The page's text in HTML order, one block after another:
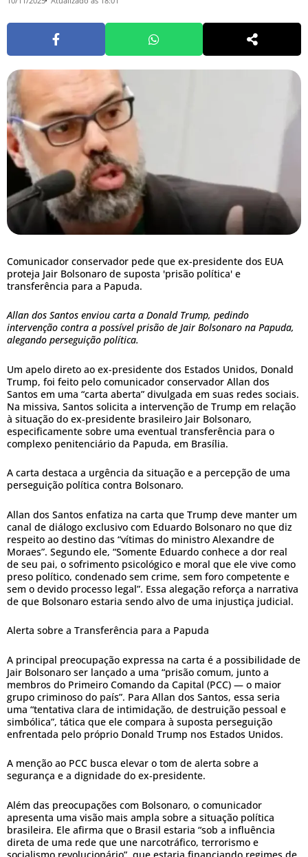
Comunicador conservador pede que ex-presidente dos EUA
proteja Jair Bolsonaro de suposta 'prisão política' e
transferência para a Papuda.
Allan dos Santos enviou carta a Donald Trump, pedindo
intervenção contra a possível prisão de Jair Bolsonaro na Papuda,
alegando perseguição política.
Um apelo direto ao ex-presidente dos Estados Unidos, Donald
Trump, foi feito pelo comunicador conservador Allan dos
Santos em uma “carta aberta” divulgada em suas redes sociais.
Na missiva, Santos solicita a intervenção de Trump em relação
à situação do ex-presidente brasileiro Jair Bolsonaro,
especificamente sobre uma eventual transferência para o
complexo penitenciário da Papuda, em Brasília.
A carta destaca a urgência da situação e a percepção de uma
perseguição política contra Bolsonaro.
Allan dos Santos enfatiza na carta que Trump deve manter um
canal de diálogo exclusivo com Eduardo Bolsonaro no que diz
respeito ao destino das “vítimas do ministro Alexandre de
Moraes”. Segundo ele, “Somente Eduardo conhece a dor real
de seu pai, o sofrimento psicológico e moral que ele vive como
preso político, condenado sem crime, sem foro competente e
sem o devido processo legal”. Essa alegação reforça a narrativa
de que Bolsonaro estaria sendo alvo de uma injustiça judicial.
Alerta sobre a Transferência para a Papuda
A principal preocupação expressa na carta é a possibilidade de
Jair Bolsonaro ser lançado a uma “prisão comum, junto a
membros do Primeiro Comando da Capital (PCC) — o maior
grupo criminoso do país”. Para Allan dos Santos, essa seria
uma “tentativa clara de intimidação, de destruição pessoal e
simbólica”, tática que ele compara à suposta perseguição
enfrentada pelo próprio Donald Trump nos Estados Unidos.
A menção ao PCC busca elevar o tom de alerta sobre a
segurança e a dignidade do ex-presidente.
Além das preocupações com Bolsonaro, o comunicador
apresenta uma visão mais ampla sobre a situação política
brasileira. Ele afirma que o Brasil estaria “sob a influência
direta de uma rede que une narcotráfico, terrorismo e
socialismo revolucionário”, que estaria financiando regimes de